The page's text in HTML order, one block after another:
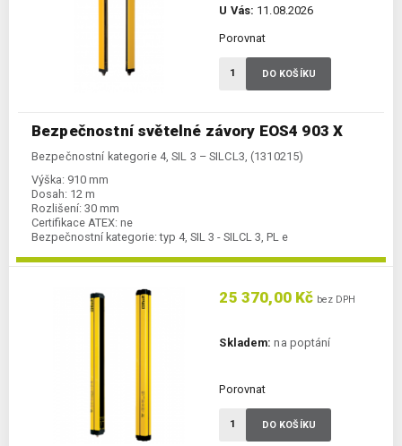
Bezpečnostní světelné závory EOS4 903 X
Bezpečnostní kategorie 4, SIL 3 – SILCL3, (1310215)
Výška: 910 mm
Dosah: 12 m
Rozlišení: 30 mm
Certifikace ATEX: ne
Bezpečnostní kategorie: typ 4, SIL 3 - SILCL 3, PL e
U Vás: 11.08.2026
Porovnat
DO KOŠÍKU
25 370,00 Kč bez DPH
Skladem: na poptání
Porovnat
DO KOŠÍKU